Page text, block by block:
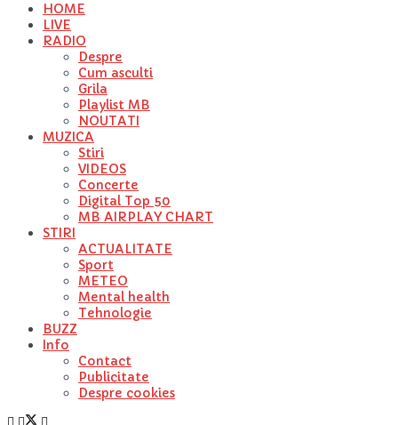
HOME
LIVE
RADIO
Despre
Cum asculti
Grila
Playlist MB
NOUTATI
MUZICA
Stiri
VIDEOS
Concerte
Digital Top 50
MB AIRPLAY CHART
STIRI
ACTUALITATE
Sport
METEO
Mental health
Tehnologie
BUZZ
Info
Contact
Publicitate
Despre cookies